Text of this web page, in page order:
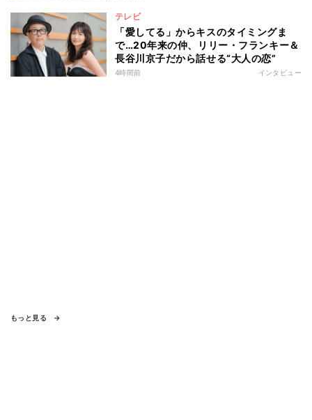
テレビ
「愛してる」からキスのタイミングま
で…20年来の仲、リリー・フランキー＆
長谷川京子だから話せる“大人の恋”
4時間前 インタビュー
もっと見る